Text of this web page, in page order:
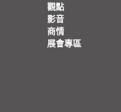
觀點
影音
商情
展會專區